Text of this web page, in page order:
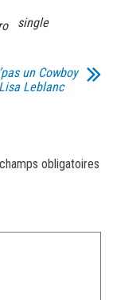
single
un Cowboy
Leblanc
obligatoires